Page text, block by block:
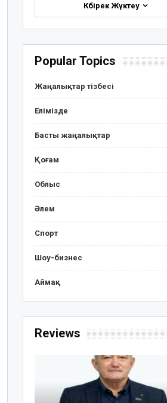
Көбірек Жүктеу
Popular Topics
Жаңалықтар тізбесі
Елімізде
Басты жаңалықтар
Қоғам
Облыс
Әлем
Спорт
Шоу-бизнес
Аймақ
Reviews